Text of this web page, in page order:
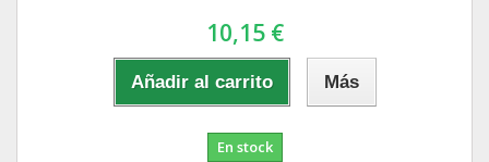
10,15 €
Añadir al carrito Más
En stock